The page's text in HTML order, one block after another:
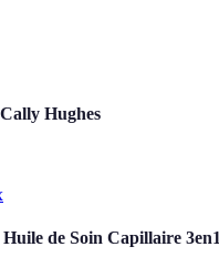
Hughes
de Soin Capillaire